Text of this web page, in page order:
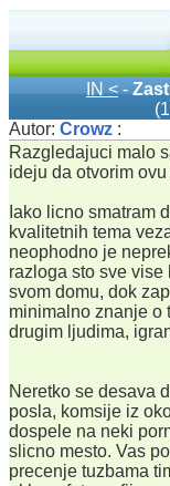
IN < -
Autor: Crowz :
Razgledajuci malo
ideju da otvorim
Iako licno smatram
kvalitetnih tema
neophodno je
razloga sto sve
svom domu, dok
minimalno znanje o
drugim ljudima,
Neretko se desava
posla, komsije iz
dospele na neki
slicno mesto. Vas
precenje tuzbama